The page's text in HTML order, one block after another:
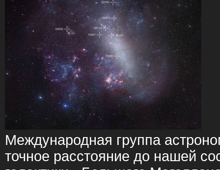
Международная группа
точное расстояние до нашей